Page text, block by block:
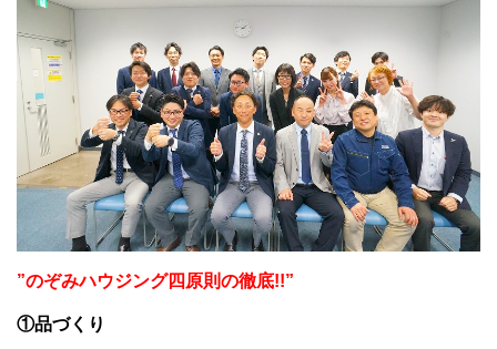
”のぞみハウジング四原則の徹底!!”
①品づくり